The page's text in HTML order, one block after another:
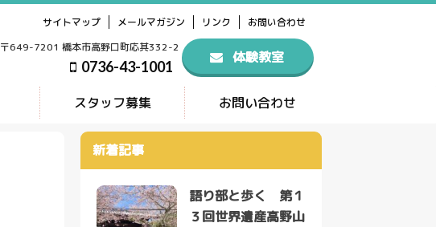
サイトマップ メールマガジン リンク お問い合わせ
0736-43-1001
体験教室
〒649-7201 橋本市高野口町応其332-2
スタッフ募集 お問い合わせ
新着記事
語り部と歩く 第１
３回世界遺産高野山